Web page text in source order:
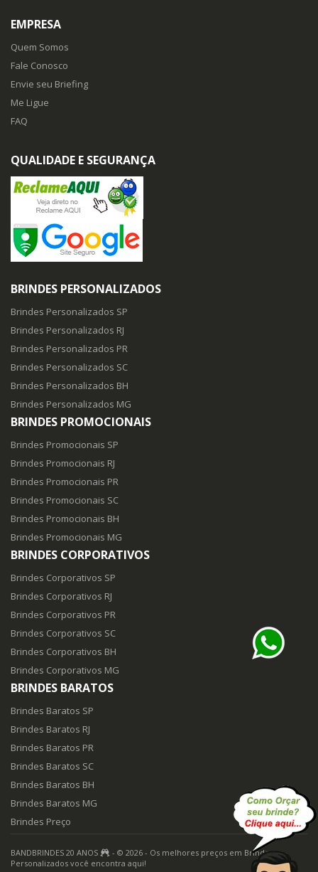
EMPRESA
Quem Somos
Fale Conosco
Envie seu Briefing
Me Ligue
FAQ
QUALIDADE E SEGURANÇA
BRINDES PERSONALIZADOS
Brindes Personalizados SP
Brindes Personalizados RJ
Brindes Personalizados PR
Brindes Personalizados SC
Brindes Personalizados BH
Brindes Personalizados MG
BRINDES PROMOCIONAIS
Brindes Promocionais SP
Brindes Promocionais RJ
Brindes Promocionais PR
Brindes Promocionais SC
Brindes Promocionais BH
Brindes Promocionais MG
BRINDES CORPORATIVOS
Brindes Corporativos SP
Brindes Corporativos RJ
Brindes Corporativos PR
Brindes Corporativos SC
Brindes Corporativos BH
Brindes Corporativos MG
BRINDES BARATOS
Brindes Baratos SP
Brindes Baratos RJ
Brindes Baratos PR
Brindes Baratos SC
Brindes Baratos BH
Brindes Baratos MG
Brindes Preço
BANDBRINDES 20 ANOS
- © 2026 - Os melhores preços em Brindes
Personalizados você encontra aqui!